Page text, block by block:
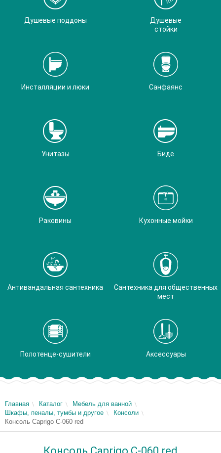
Душевые поддоны
Душевые
стойки
Инсталляции и люки Санфаянс
Унитазы Биде
Раковины Кухонные мойки
Антивандальная сантехника
Сантехника для общественных
мест
Полотенце-сушители Аксессуары
Главная Каталог
Мебель для ванной
Шкафы, пеналы, тумбы и другое
Консоли
Консоль Caprigo C-060 red